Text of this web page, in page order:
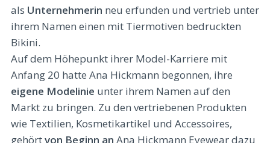
als Unternehmerin neu erfunden und vertrieb unter
ihrem Namen einen mit Tiermotiven bedruckten
Bikini.
Auf dem Höhepunkt ihrer Model-Karriere mit
Anfang 20 hatte Ana Hickmann begonnen, ihre
eigene Modelinie unter ihrem Namen auf den
Markt zu bringen. Zu den vertriebenen Produkten
wie Textilien, Kosmetikartikel und Accessoires,
gehörtvon Beginn an Ana Hickmann Eyewear dazu